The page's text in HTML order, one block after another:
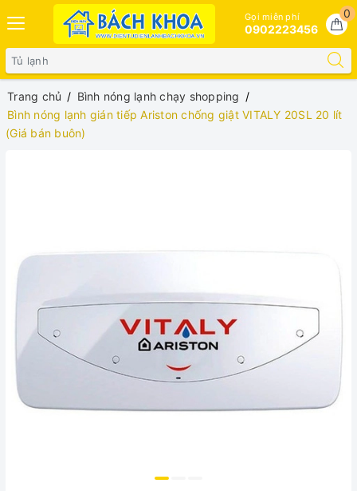
0
Gọi miễn phí
0902223456
Trang chủ
Bình nóng lạnh chạy shopping
Bình nóng lạnh gián tiếp Ariston chống giật VITALY 20SL 20 lít
(Giá bán buôn)